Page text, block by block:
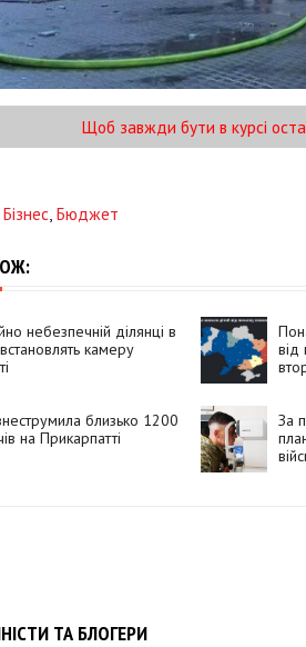
Щоб завжди бути в курсі
Бізнес, Бюджет
небезпечній ділянці в
камеру
від
близько 1200
на Прикарпатті
За
ТА БЛОГЕРИ